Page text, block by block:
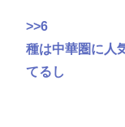
>>6
種は中華圏に人
てるし